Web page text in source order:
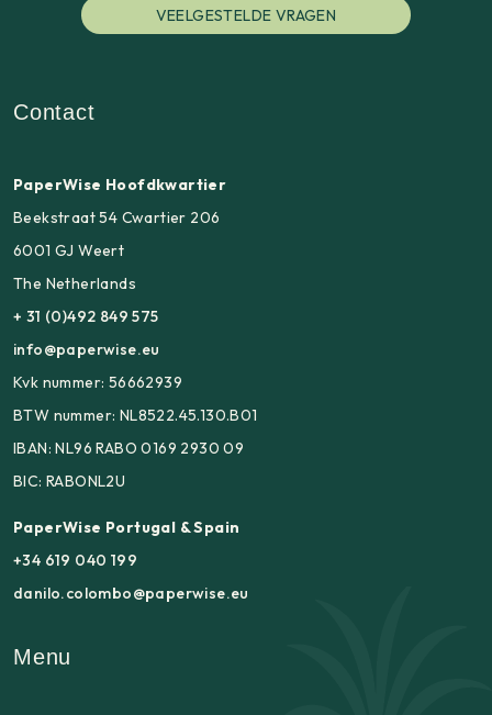
VEELGESTELDE VRAGEN
Contact
PaperWise Hoofdkwartier
Beekstraat 54 Cwartier 206
6001 GJ Weert
The Netherlands
+ 31 (0)492 849 575
info@paperwise.eu
Kvk nummer: 56662939
BTW nummer: NL8522.45.130.B01
IBAN: NL96 RABO 0169 2930 09
BIC: RABONL2U
PaperWise Portugal & Spain
+34 619 040 199
danilo.colombo@paperwise.eu
Menu